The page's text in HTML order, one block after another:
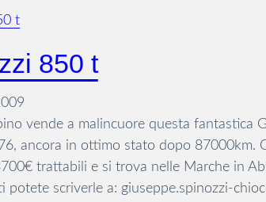
850 t
vende a malincuore questa fantastica
ancora in ottimo stato dopo 87000km.
trattabili e si trova nelle Marche in
potete scriverle a: giuseppe.spinozzi-